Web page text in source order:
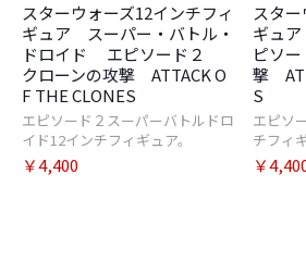
スターウォーズ12インチフィ
ギュア スーパー・バトル・
ドロイド エピソード２
クローンの攻撃 ATTACK O
F THE CLONES
エピソード２スーパーバトルドロ
イド12インチフィギュア。
￥4,400
スタ
ギュ
ピソ
撃
S
エピソ
チフィ
￥